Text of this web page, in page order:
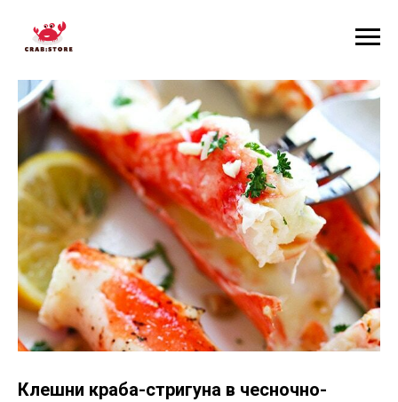
Клешни краба-стригуна в чесночно-